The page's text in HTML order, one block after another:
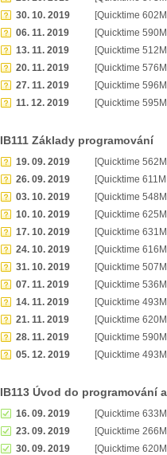
30. 10. 2019
[Quicktime
06. 11. 2019
[Quicktime
13. 11. 2019
[Quicktime
20. 11. 2019
[Quicktime
27. 11. 2019
[Quicktime
11. 12. 2019
[Quicktime
IB111 Základy programování
19. 09. 2019
[Quicktime
26. 09. 2019
[Quicktime
03. 10. 2019
[Quicktime
10. 10. 2019
[Quicktime
17. 10. 2019
[Quicktime
24. 10. 2019
[Quicktime
31. 10. 2019
[Quicktime
07. 11. 2019
[Quicktime
14. 11. 2019
[Quicktime
21. 11. 2019
[Quicktime
28. 11. 2019
[Quicktime
05. 12. 2019
[Quicktime
IB113 Úvod do programování
16. 09. 2019
[Quicktime
23. 09. 2019
[Quicktime
30. 09. 2019
[Quicktime